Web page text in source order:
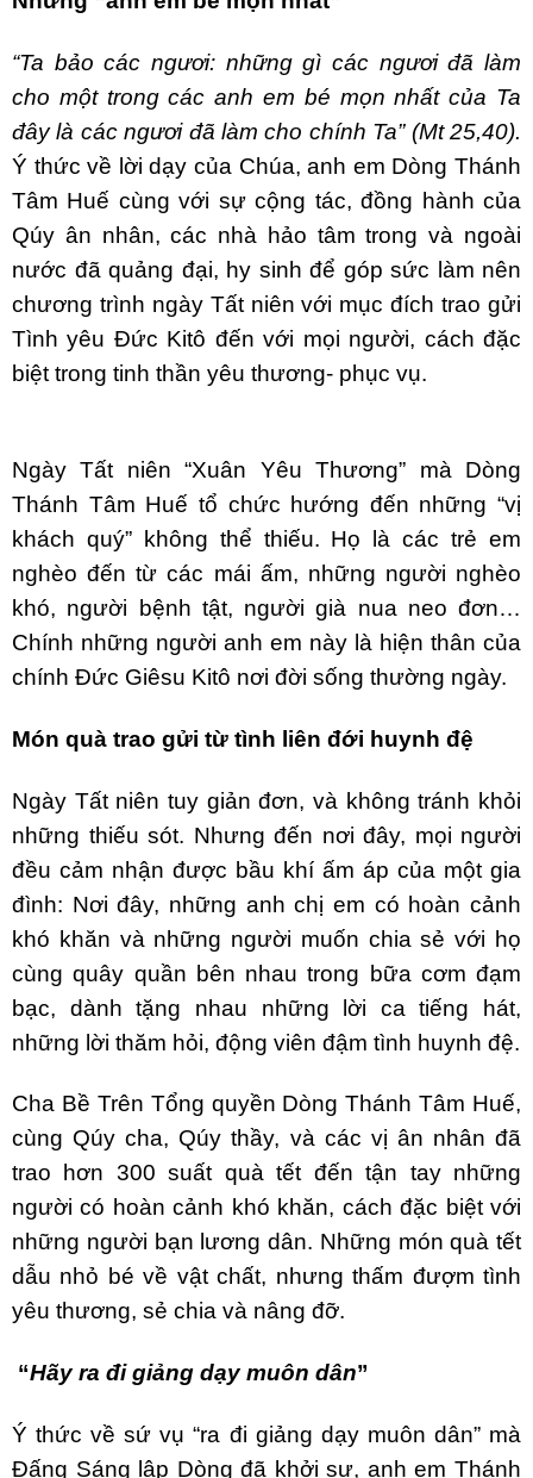
“Ta bảo các ngươi: những gì các ngươi đã làm
cho một trong các anh em bé mọn nhất của Ta
đây là các ngươi đã làm cho chính Ta” (Mt 25,40).
Ý thức về lời dạy của Chúa, anh em Dòng Thánh
Tâm Huế cùng với sự cộng tác, đồng hành của
Qúy ân nhân, các nhà hảo tâm trong và ngoài
nước đã quảng đại, hy sinh để góp sức làm nên
chương trình ngày Tất niên với mục đích trao gửi
Tình yêu Đức Kitô đến với mọi người, cách đặc
biệt trong tinh thần yêu thương- phục vụ.
Ngày Tất niên “Xuân Yêu Thương” mà Dòng
Thánh Tâm Huế tổ chức hướng đến những “vị
khách quý” không thể thiếu. Họ là các trẻ em
nghèo đến từ các mái ấm, những người nghèo
khó, người bệnh tật, người già nua neo đơn…
Chính những người anh em này là hiện thân của
chính Đức Giêsu Kitô nơi đời sống thường ngày.
Món quà trao gửi từ tình liên đới huynh đệ
Ngày Tất niên tuy giản đơn, và không tránh khỏi
những thiếu sót. Nhưng đến nơi đây, mọi người
đều cảm nhận được bầu khí ấm áp của một gia
đình: Nơi đây, những anh chị em có hoàn cảnh
khó khăn và những người muốn chia sẻ với họ
cùng quây quần bên nhau trong bữa cơm đạm
bạc, dành tặng nhau những lời ca tiếng hát,
những lời thăm hỏi, động viên đậm tình huynh đệ.
Cha Bề Trên Tổng quyền Dòng Thánh Tâm Huế,
cùng Qúy cha, Qúy thầy, và các vị ân nhân đã
trao hơn 300 suất quà tết đến tận tay những
người có hoàn cảnh khó khăn, cách đặc biệt với
những người bạn lương dân. Những món quà tết
dẫu nhỏ bé về vật chất, nhưng thấm đượm tình
yêu thương, sẻ chia và nâng đỡ.
“Hãy ra đi giảng dạy muôn dân”
Ý thức về sứ vụ “ra đi giảng dạy muôn dân” mà
Đấng Sáng lập Dòng đã khởi sự, anh em Thánh